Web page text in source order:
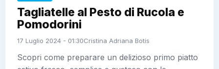
Tagliatelle al Pesto di Rucola e
Pomodorini
17 Luglio 2024 - 01:30Cristina Adriana Botis
Scopri come preparare un delizioso primo piatto